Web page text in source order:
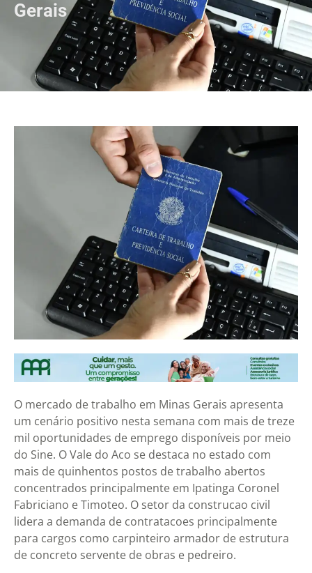
Gerais
O mercado de trabalho em Minas Gerais apresenta
um cenário positivo nesta semana com mais de treze
mil oportunidades de emprego disponíveis por meio
do Sine. O Vale do Aco se destaca no estado com
mais de quinhentos postos de trabalho abertos
concentrados principalmente em Ipatinga Coronel
Fabriciano e Timoteo. O setor da construcao civil
lidera a demanda de contratacoes principalmente
para cargos como carpinteiro armador de estrutura
de concreto servente de obras e pedreiro.